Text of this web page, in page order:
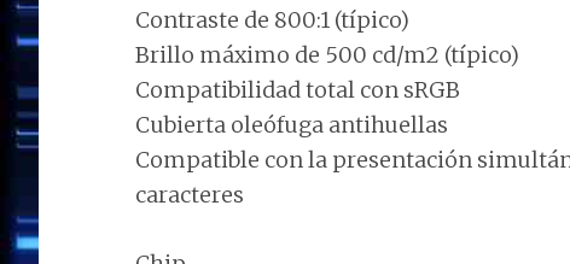
Contraste de 800:1 (típico)
Brillo máximo de 500 cd/m2 (típico)
Compatibilidad total con sRGB
Cubierta oleófuga antihuellas
Compatible con la presentación
caracteres